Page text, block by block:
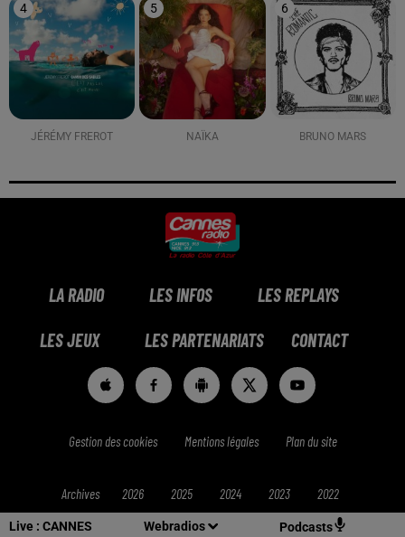
Live : CANNES Webradios Podcasts
4
JÉRÉMY FREROT
5
NAÏKA
6
BRUNO MARS
LA RADIO LES INFOS LES REPLAYS
LES JEUX LES PARTENARIATS CONTACT
Gestion des cookies Mentions légales Plan du site
Archives 2026 2025 2024 2023 2022